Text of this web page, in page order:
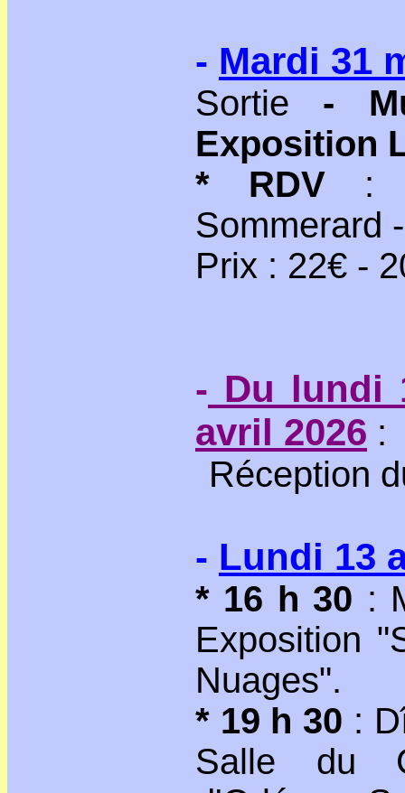
- Mardi 31
Sortie -
Exposition
* RDV
Sommerard
Prix : 22€ -
- Du lundi
avril 2026 :
Réception
- Lundi 13
* 16 h 30 :
Exposition
Nuages".
* 19 h 30 :
Salle du